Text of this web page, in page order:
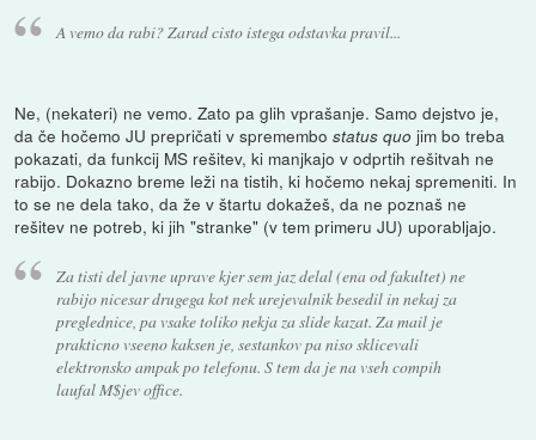
A vemo da rabi? Zarad cisto istega odstavka pravil...
Ne, (nekateri) ne vemo. Zato pa glih vprašanje. Samo dejstvo je,
da če hočemo JU prepričati v spremembostatus quo jim bo treba
pokazati, da funkcij MS rešitev, ki manjkajo v odprtih rešitvah ne
rabijo. Dokazno breme leži na tistih, ki hočemo nekaj spremeniti. In
to se ne dela tako, da že v štartu dokažeš, da ne poznaš ne
rešitev ne potreb, ki jih "stranke" (v tem primeru JU) uporabljajo.
Za tisti del javne uprave kjer sem jaz delal (ena od fakultet) ne
rabijo nicesar drugega kot nek urejevalnik besedil in nekaj za
preglednice, pa vsake toliko nekja za slide kazat. Za mail je
prakticno vseeno kaksen je, sestankov pa niso sklicevali
elektronsko ampak po telefonu. S tem da je na vseh compih
laufal M$jev office.